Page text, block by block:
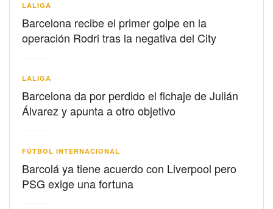
LALIGA
Barcelona recibe el primer golpe en la
operación Rodri tras la negativa del City
LALIGA
Barcelona da por perdido el fichaje de Julián
Álvarez y apunta a otro objetivo
FÚTBOL INTERNACIONAL
Barcolá ya tiene acuerdo con Liverpool pero
PSG exige una fortuna